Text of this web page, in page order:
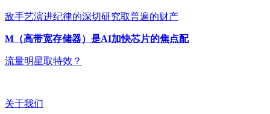
敌手艺演进纪律的深切研究取普遍的财产
M（高带宽存储器）是AI加快芯片的焦点配
流量明星取特效？
关于我们